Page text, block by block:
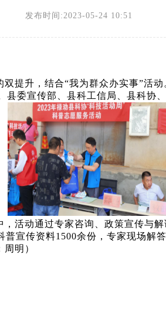
布时间:2023-05-24 10:51 来
提升，结合“我为群众办实事”活动
委宣传部、县科工信局、县科协
活动通过专家咨询、政策宣传与
宣传资料1500余份，专家现场解
周明 ）